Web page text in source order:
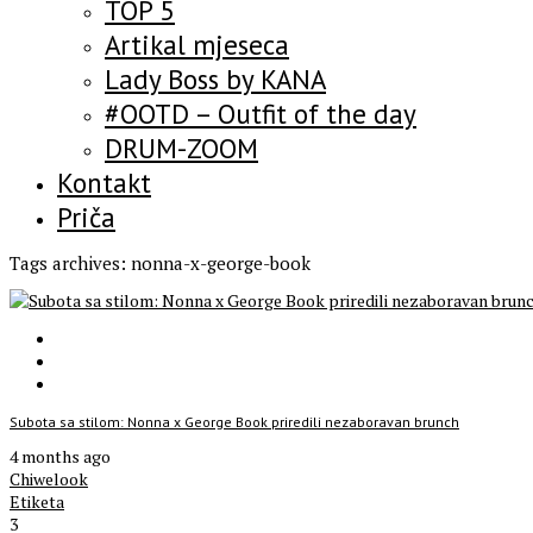
TOP 5
Artikal mjeseca
Lady Boss by KANA
#OOTD – Outfit of the day
DRUM-ZOOM
Kontakt
Priča
Tags archives: nonna-x-george-book
Subota sa stilom: Nonna x George Book priredili nezaboravan brunch
4 months ago
Chiwelook
Etiketa
3